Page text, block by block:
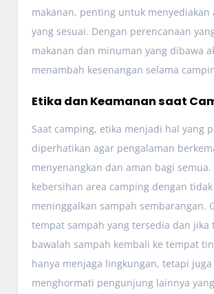
makanan, penting untuk
yang sesuai. Dengan perencanaan
makanan dan minuman yang dibawa
menambah kesenangan selama
Etika dan Keamanan saat
Saat camping, etika menjadi hal yang
diperhatikan agar pengalaman
menyenangkan dan aman bagi semua.
kebersihan area camping dengan tidak
meninggalkan sampah sembarangan.
tempat sampah yang tersedia dan jika
bawalah sampah kembali ke tempat
hanya menjaga lingkungan, tetapi juga
menghormati pengunjung lainnya